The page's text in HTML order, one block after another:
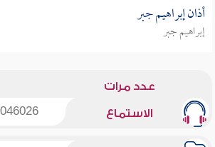
أذان إبراهيم جبر
إبراهيم جبر
عدد مرات
الاستماع